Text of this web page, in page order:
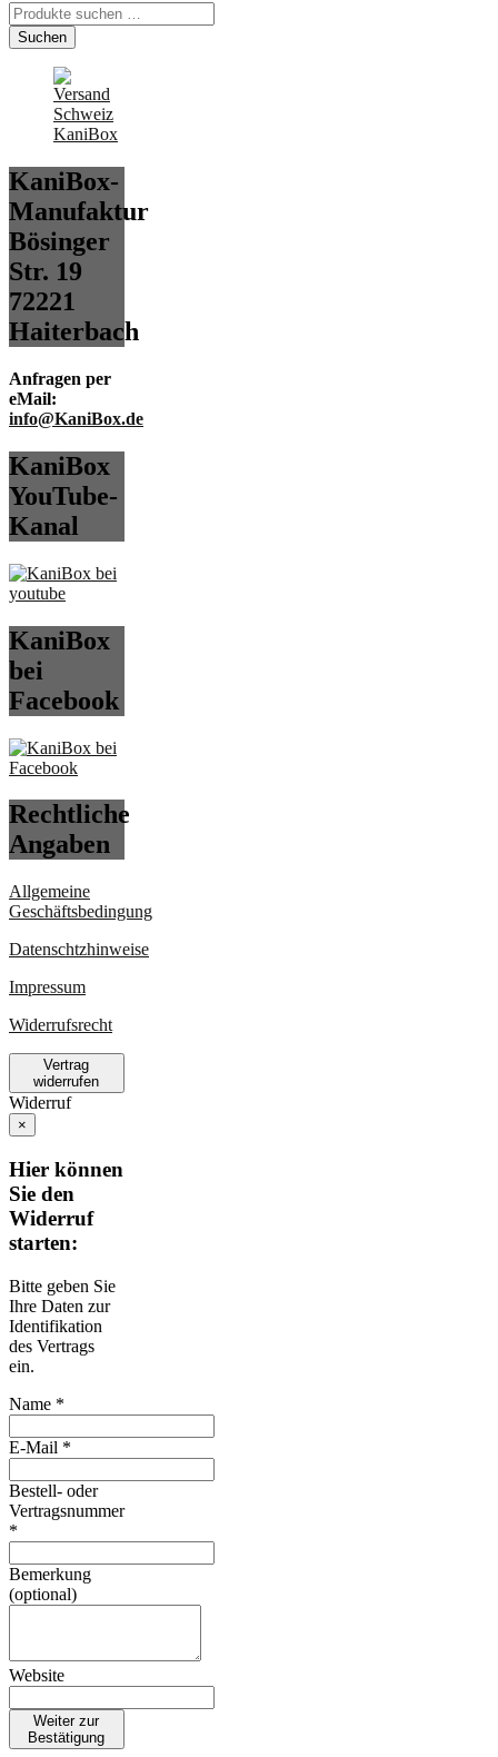
Suchen
nach:
Suchen
KaniBox-
Manufaktur
Bösinger
Str. 19
72221
Haiterbach
Anfragen per
eMail:
info@KaniBox.de
KaniBox
YouTube-
Kanal
KaniBox
bei
Facebook
Rechtliche
Angaben
Allgemeine
Geschäftsbedingung
Datenschtzhinweise
Impressum
Widerrufsrecht
Vertrag
widerrufen
Widerruf
×
Hier können
Sie den
Widerruf
starten:
Bitte geben Sie
Ihre Daten zur
Identifikation
des Vertrags
ein.
Name *
E-Mail *
Bestell- oder
Vertragsnummer
*
Bemerkung
(optional)
Website
Weiter zur
Bestätigung